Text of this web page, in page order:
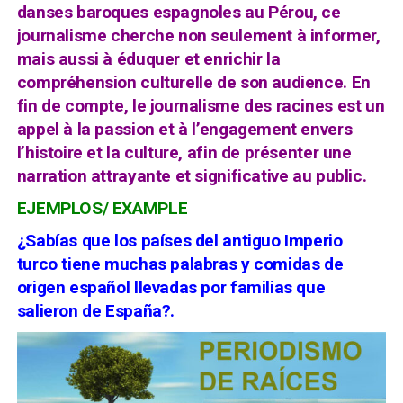
danses baroques espagnoles au Pérou, ce
journalisme cherche non seulement à informer,
mais aussi à éduquer et enrichir la
compréhension culturelle de son audience. En
fin de compte, le journalisme des racines est un
appel à la passion et à l’engagement envers
l’histoire et la culture, afin de présenter une
narration attrayante et significative au public.
EJEMPLOS/ EXAMPLE
¿Sabías que los países del antiguo Imperio
turco tiene muchas palabras y comidasde
origen español llevadas por familias que
salieron de España?.